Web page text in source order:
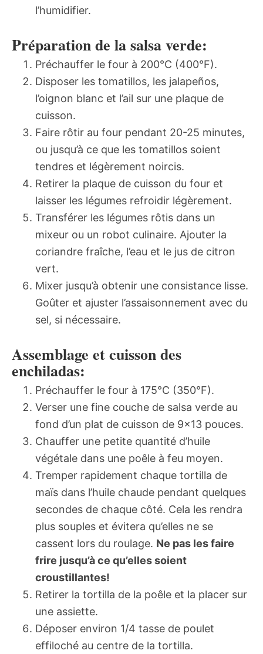
l’humidifier.
Préparation de la salsa verde:
Préchauffer le four à 200°C (400°F).
Disposer les tomatillos, les jalapeños,
l’oignon blanc et l’ail sur une plaque de
cuisson.
Faire rôtir au four pendant 20-25 minutes,
ou jusqu’à ce que les tomatillos soient
tendres et légèrement noircis.
Retirer la plaque de cuisson du four et
laisser les légumes refroidir légèrement.
Transférer les légumes rôtis dans un
mixeur ou un robot culinaire. Ajouter la
coriandre fraîche, l’eau et le jus de citron
vert.
Mixer jusqu’à obtenir une consistance lisse.
Goûter et ajuster l’assaisonnement avec du
sel, si nécessaire.
Assemblage et cuisson des
enchiladas:
Préchauffer le four à 175°C (350°F).
Verser une fine couche de salsa verde au
fond d’un plat de cuisson de 9×13 pouces.
Chauffer une petite quantité d’huile
végétale dans une poêle à feu moyen.
Tremper rapidement chaque tortilla de
maïs dans l’huile chaude pendant quelques
secondes de chaque côté. Cela les rendra
plus souples et évitera qu’elles ne se
cassent lors du roulage. Ne pas les faire
frire jusqu’à ce qu’elles soient
croustillantes!
Retirer la tortilla de la poêle et la placer sur
une assiette.
Déposer environ 1/4 tasse de poulet
effiloché au centre de la tortilla.